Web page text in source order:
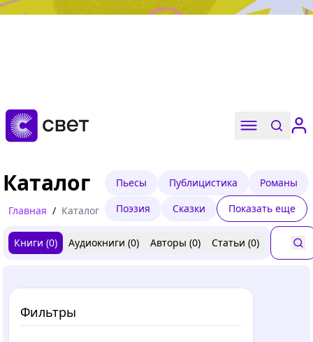
Дружба, любовь, взросление
Читать
Каталог
Главная / Каталог
Пьесы Публицистика
Романы
Поэзия
Сказки Показать еще
Книги (0) Аудиокниги (0) Авторы (0) Статьи (0)
Фильтры